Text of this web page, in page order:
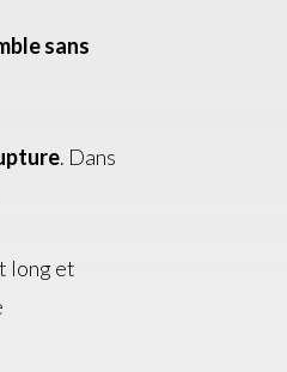
sans
. Dans
long et